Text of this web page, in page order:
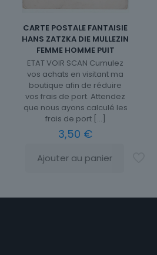
CARTE POSTALE FANTAISIE
HANS ZATZKA DIE MULLEZIN
FEMME HOMME PUIT
ETAT VOIR SCAN Cumulez
vos achats en visitant ma
boutique afin de réduire
vos frais de port. Attendez
que nous ayons calculé les
frais de port[…]
3,50 €
Ajouter au panier